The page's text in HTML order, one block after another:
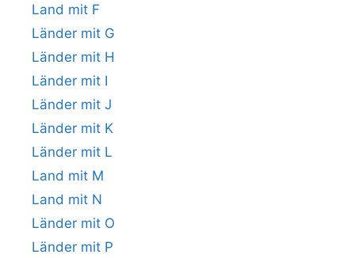
Land mit F
Länder mit G
Länder mit H
Länder mit I
Länder mit J
Länder mit K
Länder mit L
Land mit M
Land mit N
Länder mit O
Länder mit P